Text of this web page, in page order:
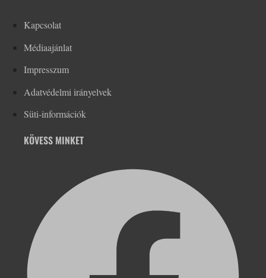
Kapcsolat
Médiaajánlat
Impresszum
Adatvédelmi irányelvek
Süti-információk
KÖVESS MINKET